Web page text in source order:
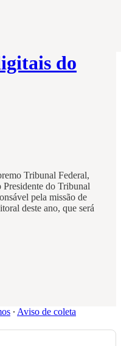
do
Tribunal Federal,
Presidente do Tribunal
pela missão de
deste ano, que será
∙ Aviso de coleta